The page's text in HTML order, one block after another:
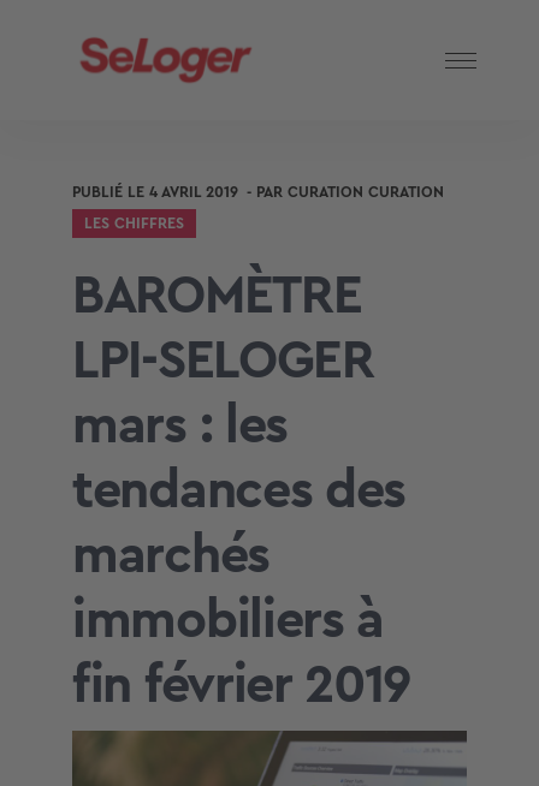
PUBLIÉ LE 4 AVRIL 2019 - PAR CURATION CURATION
LES CHIFFRES
BAROMÈTRE
LPI-SELOGER
mars : les
tendances des
marchés
immobiliers à
fin février 2019